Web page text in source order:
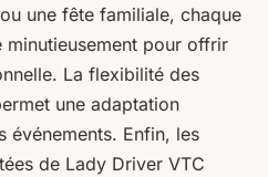
une fête familiale, chaque
pour offrir
La flexibilité des
une adaptation
événements. Enfin, les
de Lady Driver VTC